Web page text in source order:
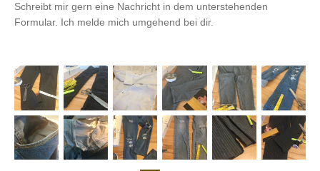
Schreibt mir gern eine Nachricht in dem unterstehenden
Formular. Ich melde mich umgehend bei dir.